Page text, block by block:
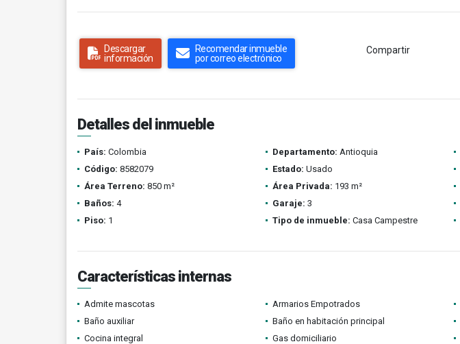
Descargar
información
Recomendar inmueble
por correo electrónico
Compartir
Detalles del inmueble
País: Colombia Departamento: Antioquia
Código: 8582079 Estado: Usado
Área Terreno: 850 m² Área Privada: 193 m²
Baños: 4 Garaje: 3
Piso: 1 Tipo de inmueble: Casa Campestre
Características internas
Admite mascotas Armarios Empotrados
Baño auxiliar
Baño en habitación principal
Cocina integral
Gas domiciliario